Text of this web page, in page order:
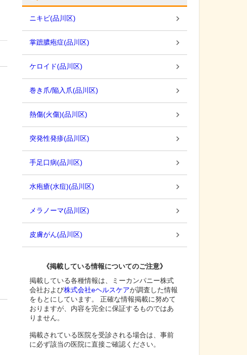
ニキビ(品川区)
掌蹠膿疱症(品川区)
ケロイド(品川区)
巻き爪/陥入爪(品川区)
熱傷(火傷)(品川区)
突発性発疹(品川区)
手足口病(品川区)
水疱瘡(水痘)(品川区)
メラノーマ(品川区)
皮膚がん(品川区)
《掲載している情報についてのご注意》
掲載している各種情報は、ミーカンパニー株式
会社および株式会社eヘルスケアが調査した情報
をもとにしています。 正確な情報掲載に努めて
おりますが、内容を完全に保証するものではあ
りません。
掲載されている医院を受診される場合は、事前
に必ず該当の医院に直接ご確認ください。